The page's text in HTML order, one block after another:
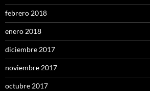
febrero 2018
enero 2018
diciembre 2017
noviembre 2017
octubre 2017